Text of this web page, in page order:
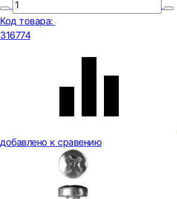
Код товара:
316774
добавлено к сравению